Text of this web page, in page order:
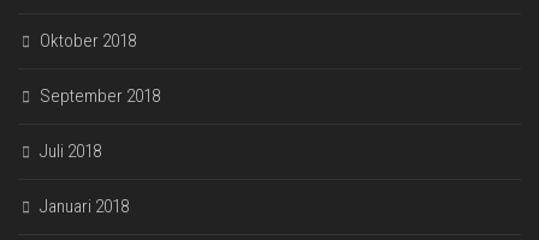
Oktober 2018
September 2018
Juli 2018
Januari 2018